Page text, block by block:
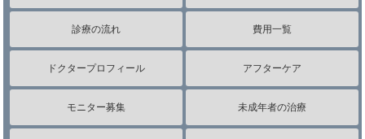
診療の流れ 費用一覧
ドクタープロフィール アフターケア
モニター募集 未成年者の治療